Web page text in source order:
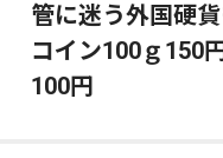
管に迷う外国硬
コイン100ｇ150
100円